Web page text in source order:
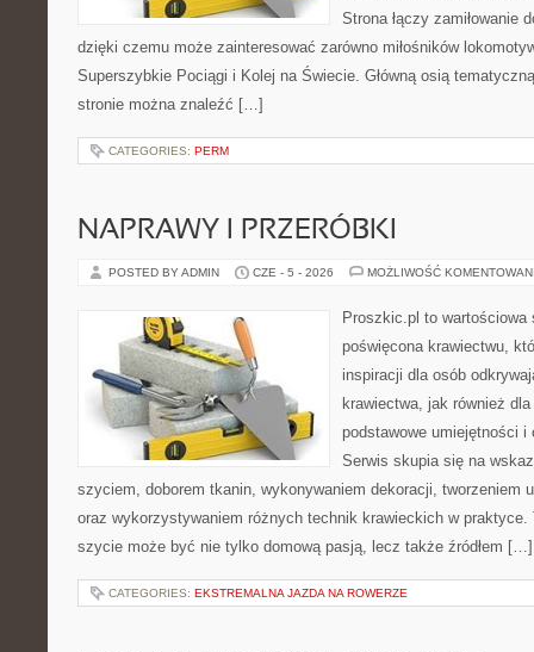
Strona łączy zamiłowanie
dzięki czemu może zainteresować zarówno miłośników
Superszybkie Pociągi i Kolej na Świecie. Główną osią
stronie można znaleźć […]
CATEGORIES: PERM
NAPRAWY I PRZERÓBKI
POSTED BY ADMIN CZE - 5 - 2026 MOŻLIWOŚĆ
Proszkic.pl to wartościowa
poświęcona krawiectwu,
inspiracji dla osób
krawiectwa, jak również
podstawowe umiejętności
Serwis skupia się na
szyciem, doborem tkanin, wykonywaniem dekoracji, tworzeniem
oraz wykorzystywaniem różnych technik krawieckich w
szycie może być nie tylko domową pasją, lecz także źródłem […]
CATEGORIES: EKSTREMALNA JAZDA NA ROWERZE